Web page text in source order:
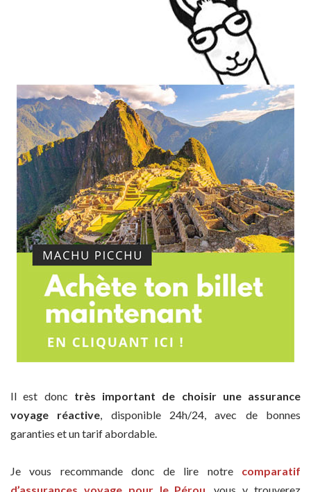
Il est donc très important de choisir une assurance
voyage réactive, disponible 24h/24, avec de bonnes
garanties et un tarif abordable.
Je vous recommande donc de lire notre comparatif